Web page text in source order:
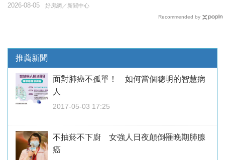
好房網／新聞中心
2026-08-05
Recommended by
推薦新聞
面對肺癌不孤單！ 如何當個聰明的智慧病
人
2017-05-03 17:25
不抽菸不下廚 女強人日夜顛倒罹晚期肺腺
癌